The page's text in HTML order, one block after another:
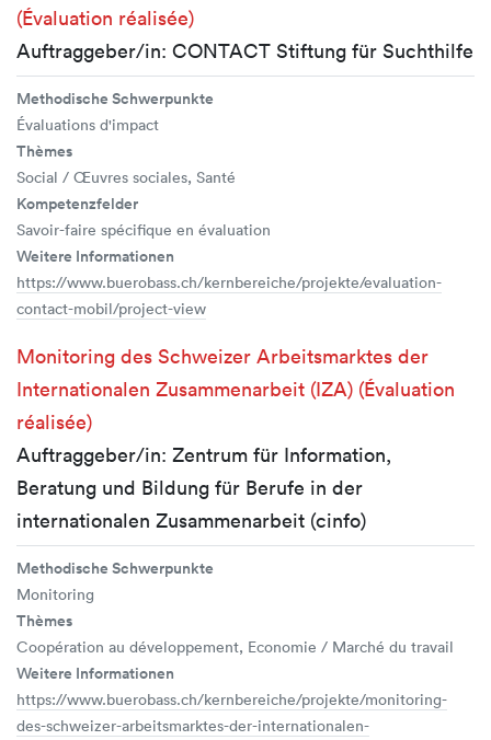
(Évaluation réalisée)
Auftraggeber/in: CONTACT Stiftung für Suchthilfe
Methodische Schwerpunkte
Évaluations d'impact
Thèmes
Social / Œuvres sociales, Santé
Kompetenzfelder
Savoir-faire spécifique en évaluation
Weitere Informationen
https://www.buerobass.ch/kernbereiche/projekte/evaluation-
contact-mobil/project-view
Monitoring des Schweizer Arbeitsmarktes der
Internationalen Zusammenarbeit (IZA) (Évaluation
réalisée)
Auftraggeber/in: Zentrum für Information,
Beratung und Bildung für Berufe in der
internationalen Zusammenarbeit (cinfo)
Methodische Schwerpunkte
Monitoring
Thèmes
Coopération au développement, Economie / Marché du travail
Weitere Informationen
https://www.buerobass.ch/kernbereiche/projekte/monitoring-
des-schweizer-arbeitsmarktes-der-internationalen-